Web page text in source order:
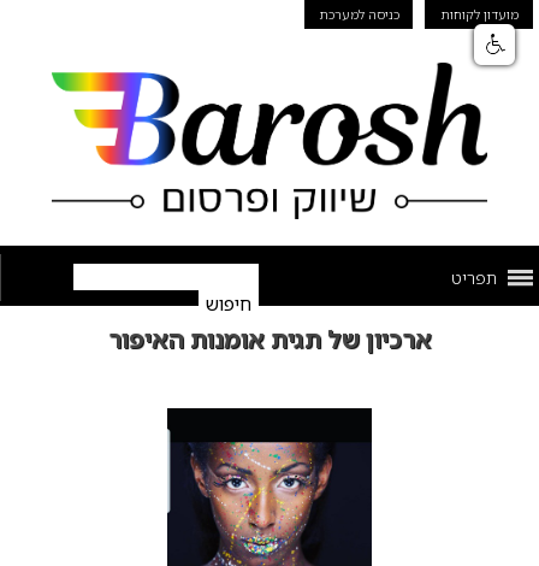
מועדון לקוחות כניסה למערכת
תפריט
ארכיון של תגית אומנות האיפור